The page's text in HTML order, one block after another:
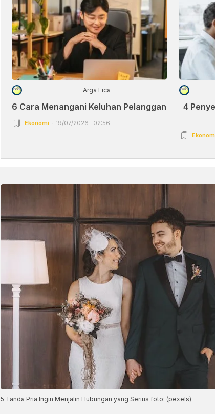
Arga Fica
6 Cara Menangani Keluhan Pelanggan
Ekonomi 19/07/2026 | 02:56
4
5 Tanda Pria Ingin Menjalin Hubungan yang Serius foto: (pexels)